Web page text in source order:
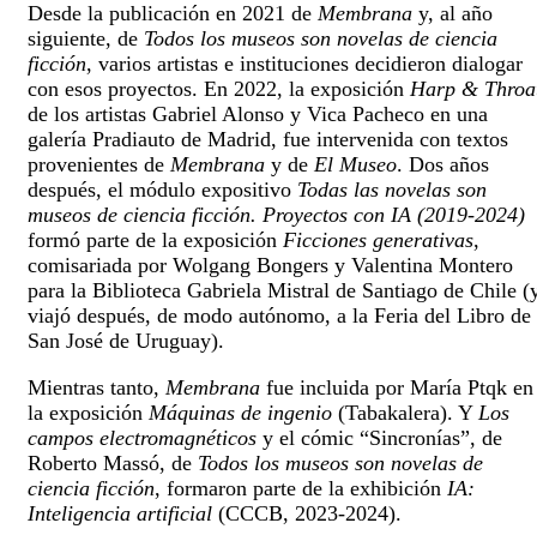
Desde la publicación en 2021 de Membrana y, al año
siguiente, de Todos los museos son novelas de ciencia
ficción, varios artistas e instituciones decidieron dialogar
con esos proyectos. En 2022, la exposición Harp &
de los artistas Gabriel Alonso y Vica Pacheco en una
galería Pradiauto de Madrid, fue intervenida con textos
provenientes de Membrana y de El Museo. Dos años
después, el módulo expositivo Todas las novelas son
museos de ciencia ficción. Proyectos con IA (2019-2024)
formó parte de la exposición Ficciones generativas,
comisariada por Wolgang Bongers y Valentina Montero
para la Biblioteca Gabriela Mistral de Santiago de Chile
viajó después, de modo autónomo, a la Feria del Libro de
San José de Uruguay).
Mientras tanto, Membrana fue incluida por María Ptqk en
la exposición Máquinas de ingenio (Tabakalera). Y Los
campos electromagnéticos y el cómic “Sincronías”, de
Roberto Massó, de Todos los museos son novelas de
ciencia ficción, formaron parte de la exhibición IA:
Inteligencia artificial (CCCB, 2023-2024).